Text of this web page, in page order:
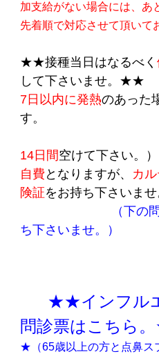
加支給がない場合には、あ
先着順で対応させて頂い
★★接種当日はなるべく
して下さいませ。★★
7日以内に発熱のあった
す。
（解
14日間空けて下さい。）
自費 となりますが、 カ
険証をお持ち下さいませ
（下の問診票
ち下さいませ。）
★★インフル
問診票はこちら
★（65歳以上の方と点鼻ス